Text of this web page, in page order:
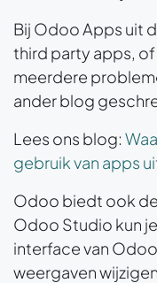
Bij Odoo Apps uit
third party apps,
meerdere
ander blog
Lees ons blog:
gebruik van apps
Odoo biedt ook
Odoo Studio kun
interface van
weergaven